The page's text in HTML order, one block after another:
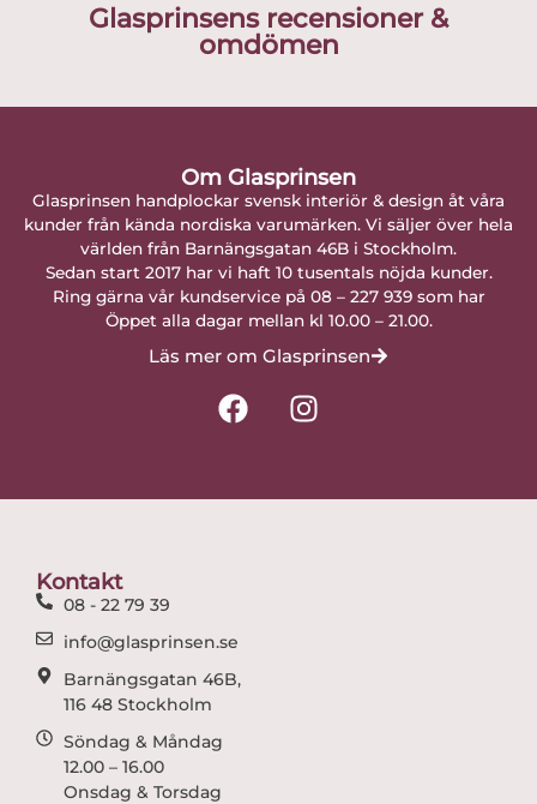
Glasprinsens recensioner &
omdömen
Om Glasprinsen
Glasprinsen handplockar svensk interiör & design åt våra
kunder från kända nordiska varumärken. Vi säljer över hela
världen från Barnängsgatan 46B i Stockholm.
Sedan start 2017 har vi haft 10 tusentals nöjda kunder.
Ring gärna vår kundservice på 08 – 227 939 som har
Öppet alla dagar mellan kl 10.00 – 21.00.
Läs mer om Glasprinsen
F
a
I
n
Kontakt
08 - 22 79 39
info@glasprinsen.se
Barnängsgatan 46B,
116 48 Stockholm
Söndag & Måndag
12.00 – 16.00
Onsdag & Torsdag